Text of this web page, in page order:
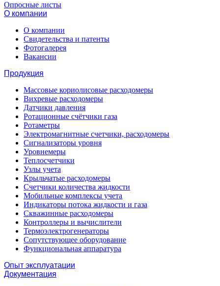
Опросные листы
О компании
О компании
Свидетельства и патенты
Фотогалерея
Вакансии
Продукция
Массовые кориолисовые расходомеры
Вихревые расходомеры
Датчики давления
Ротационные счётчики газа
Ротаметры
Электромагнитные счетчики, расходомеры
Сигнализаторы уровня
Уровнемеры
Теплосчетчики
Узлы учета
Крыльчатые расходомеры
Счетчики количества жидкости
Мобильные комплексы учета
Индикаторы потока жидкости и газа
Скважинные расходомеры
Контроллеры и вычислители
Термоэлектрогенераторы
Сопутствующее оборудование
Функциональная аппаратура
Опыт эксплуатации
Документация